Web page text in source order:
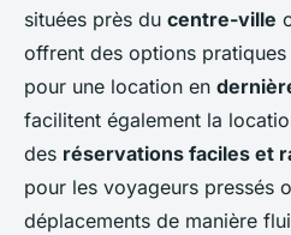
situées près du centre-ville
offrent des options
pour une location en
facilitent également la
des réservations faciles et
pour les voyageurs pressés
déplacements de manière